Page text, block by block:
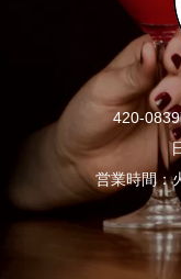
420-
営業時間：